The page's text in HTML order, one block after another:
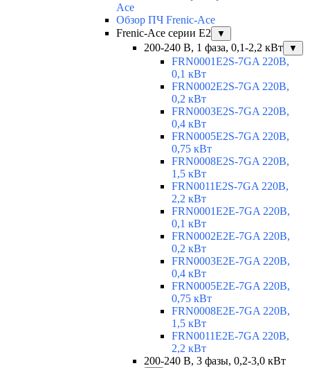
Ace
Обзор ПЧ Frenic-Ace
Frenic-Ace серии E2
▼
200-240 В, 1 фаза, 0,1-2,2 кВт ▼
FRN0001E2S-7GA 220В,
0,1 кВт
FRN0002E2S-7GA 220В,
0,2 кВт
FRN0003E2S-7GA 220В,
0,4 кВт
FRN0005E2S-7GA 220В,
0,75 кВт
FRN0008E2S-7GA 220В,
1,5 кВт
FRN0011E2S-7GA 220В,
2,2 кВт
FRN0001E2E-7GA 220В,
0,1 кВт
FRN0002E2E-7GA 220В,
0,2 кВт
FRN0003E2E-7GA 220В,
0,4 кВт
FRN0005E2E-7GA 220В,
0,75 кВт
FRN0008E2E-7GA 220В,
1,5 кВт
FRN0011E2E-7GA 220В,
2,2 кВт
200-240 В, 3 фазы, 0,2-3,0 кВт